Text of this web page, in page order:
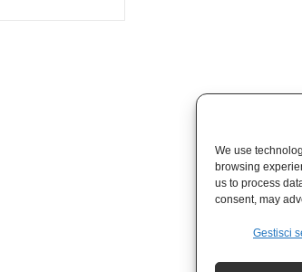
We use
browsing
us to process
consent, may
Gestisci